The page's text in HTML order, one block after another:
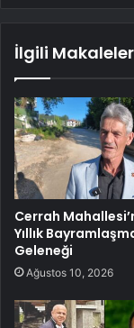
İlgili Makaleler
Cerrah
Yıllık
Geleneği
Ağustos 10, 2026